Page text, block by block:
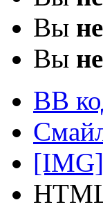
Вы
Вы
BB
[IMG]